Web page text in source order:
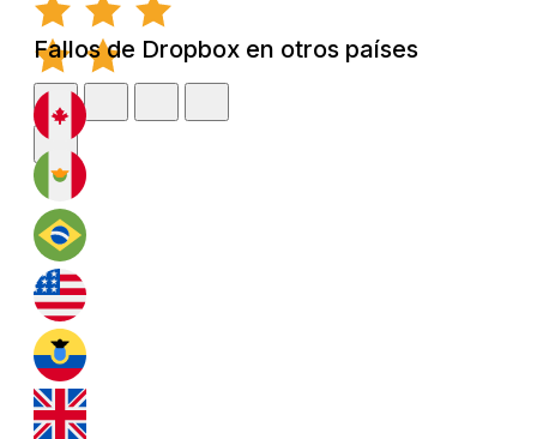
Fallos de Dropbox en otros países